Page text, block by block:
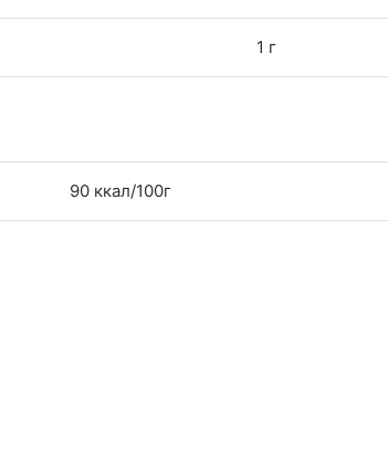
1 г
90 ккал/100г